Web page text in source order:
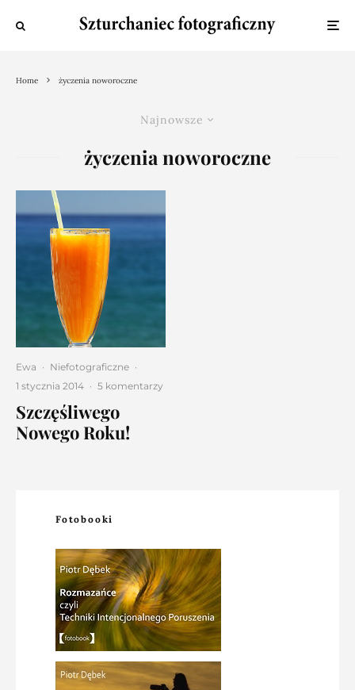
Home życzenia noworoczne
Najnowsze
życzenia noworoczne
Ewa · Niefotograficzne ·
1 stycznia 2014 · 5 komentarzy
Szczęśliwego
Nowego Roku!
Fotobooki